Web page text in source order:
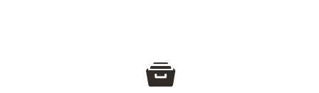
商品紹介サイト